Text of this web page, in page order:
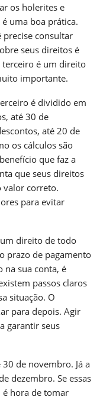
os holerites e
uma boa prática.
precise consultar
seus direitos é
terceiro é um direito
importante.
é dividido em
até 30 de
até 20 de
os cálculos são
que faz a
que seus direitos
valor correto.
para evitar
direito de todo
prazo de pagamento
na sua conta, é
passos claros
situação. O
para depois. Agir
garantir seus
de novembro. Já a
dezembro. Se essas
é hora de tomar